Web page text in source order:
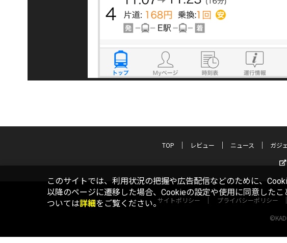
TOP レビュー ニュース ガジ
サイトポリシー プライバシーポリシー
このサイトでは、利用状況の把握や広告配信などのために、
以降のページに遷移した場合、Cookieの設定や使用に同意した
ついては詳細をご覧ください。